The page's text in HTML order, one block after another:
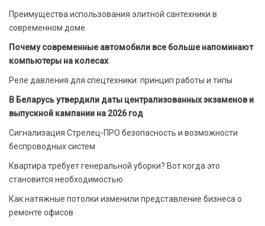
Преимущества использования элитной сантехники в
современном доме
Почему современные автомобили все больше напоминают
компьютеры на колесах
Реле давления для спецтехники: принцип работы и типы
В Беларусь утвердили даты централизованных экзаменов и
выпускной кампании на 2026 год
Сигнализация Стрелец-ПРО безопасность и возможности
беспроводных систем
Квартира требует генеральной уборки? Вот когда это
становится необходимостью
Как натяжные потолки изменили представление бизнеса о
ремонте офисов